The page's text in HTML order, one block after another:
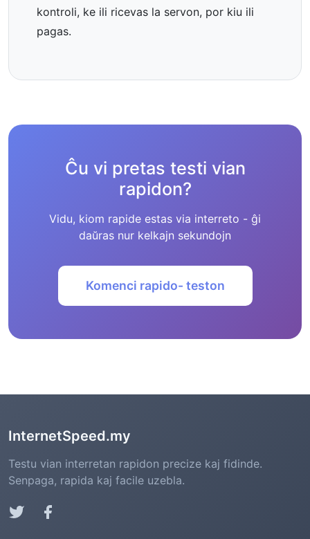
kontroli, ke ili ricevas la servon, por kiu ili
pagas.
Ĉu vi pretas testi vian
rapidon?
Vidu, kiom rapide estas via interreto - ĝi
daŭras nur kelkajn sekundojn
Komenci rapido- teston
InternetSpeed.my
Testu vian interretan rapidon precize kaj fidinde.
Senpaga, rapida kaj facile uzebla.